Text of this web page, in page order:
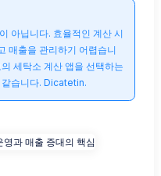
아닙니다. 효율적인 계산 시
매출을 관리하기 어렵습니
세탁소 계산 앱을 선택하는
같습니다. Dicatetin.